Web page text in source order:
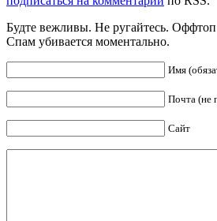
Будте вежливы. Не ругайтесь.
Спам убивается моментально.
Имя
Почта (не
Сайт